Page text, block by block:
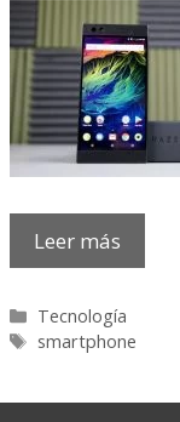
Leer más
Categorías
Tecnología
Etiquetas
smartphone